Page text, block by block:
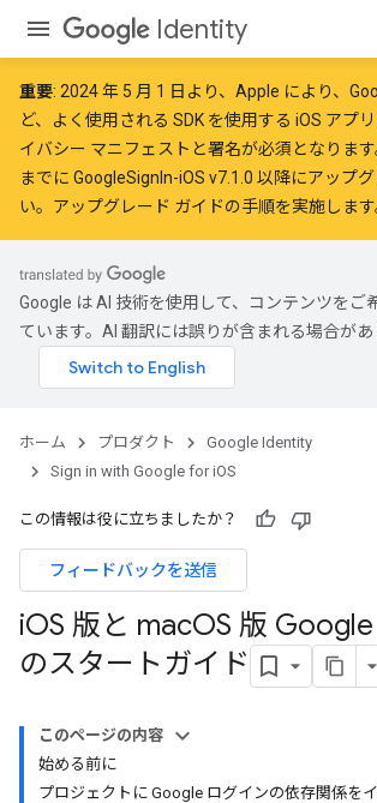
Identity
重要: 2024 年 5 月 1 日 より、Apple により、
ど、よく使用される SDK を使用する iOS アプ
イバシー マニフェストと署名が必須となりま
までに GoogleSignIn-iOS v7.1.0 以降にアップ
い。 アップグレード ガイドの手順を実施します
Google は AI 技術を使用して、コンテンツをご
ています。AI 翻訳には誤りが含まれる場合があ
ホーム プロダクト
Google Identity
Sign in with Google for iOS
この情報は役に立ちましたか？
フィードバックを送信
iOS 版と macOS 版
のスタートガイド
このページの内容
始める前に
プロジェクトに Google ログインの依存関係を